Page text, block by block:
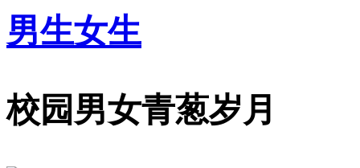
男生女生
校园男女青葱岁月